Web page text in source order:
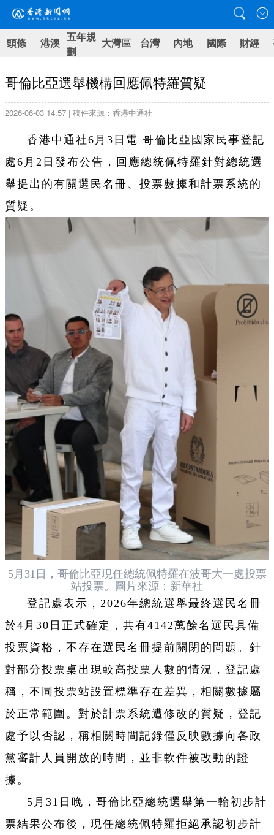
頭條 港澳 五年規
劃
大灣區 台灣 內地 國際 財經
哥倫比亞選舉機構回應佩特羅質疑
2026-06-03 14:57 | 稿件來源：香港中通社
香港中通社6月3日電 哥倫比亞國家民事登記
處6月2日發布公告，回應總統佩特羅針對總統選
舉提出的有關選民名冊、投票數據和計票系統的
質疑。
5月31日，哥倫比亞現任總統佩特羅在波哥大一處投票
站投票。圖片來源：新華社
登記處表示，2026年總統選舉最終選民名冊
於4月30日正式確定，共有4142萬餘名選民具備
投票資格，不存在選民名冊提前關閉的問題。針
對部分投票桌出現較高投票人數的情況，登記處
稱，不同投票站設置標準存在差異，相關數據屬
於正常範圍。對於計票系統遭修改的質疑，登記
處予以否認，稱相關時間記錄僅反映數據向各政
黨審計人員開放的時間，並非軟件被改動的證
據。
5月31日晚，哥倫比亞總統選舉第一輪初步計
票結果公布後，現任總統佩特羅拒絕承認初步計